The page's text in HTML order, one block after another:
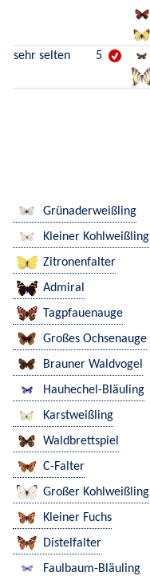
sehr selten 5
Grünaderweißling
Kleiner Kohlweißling
Zitronenfalter
Admiral
Tagpfauenauge
Großes Ochsenauge
Brauner Waldvogel
Hauhechel-Bläuling
Karstweißling
Waldbrettspiel
C-Falter
Großer Kohlweißling
Kleiner Fuchs
Distelfalter
Faulbaum-Bläuling